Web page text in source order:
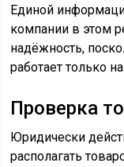
Единой
компании в этом
надёжность,
работает только
Проверка
Юридически
располагать